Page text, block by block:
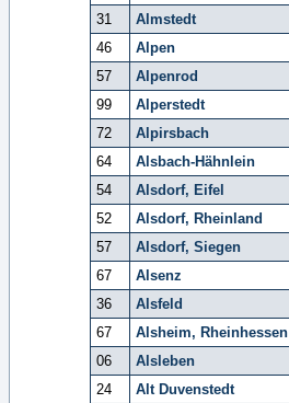
31
Almstedt
46
Alpen
57
Alpenrod
99
Alperstedt
72
Alpirsbach
64
Alsbach-Hähnlein
54
Alsdorf, Eifel
52
Alsdorf, Rheinland
57
Alsdorf, Siegen
67
Alsenz
36
Alsfeld
67
Alsheim, Rheinhessen
06
Alsleben
24
Alt Duvenstedt